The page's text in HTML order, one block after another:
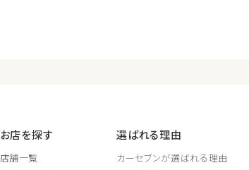
お店を探す
店舗一覧
選ばれる理由
カーセブンが選ばれる理由